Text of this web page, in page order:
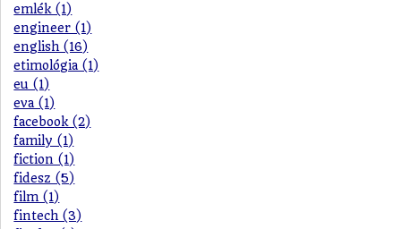
emlék (1)
engineer (1)
english (16)
etimológia (1)
eu (1)
eva (1)
facebook (2)
family (1)
fiction (1)
fidesz (5)
film (1)
fintech (3)